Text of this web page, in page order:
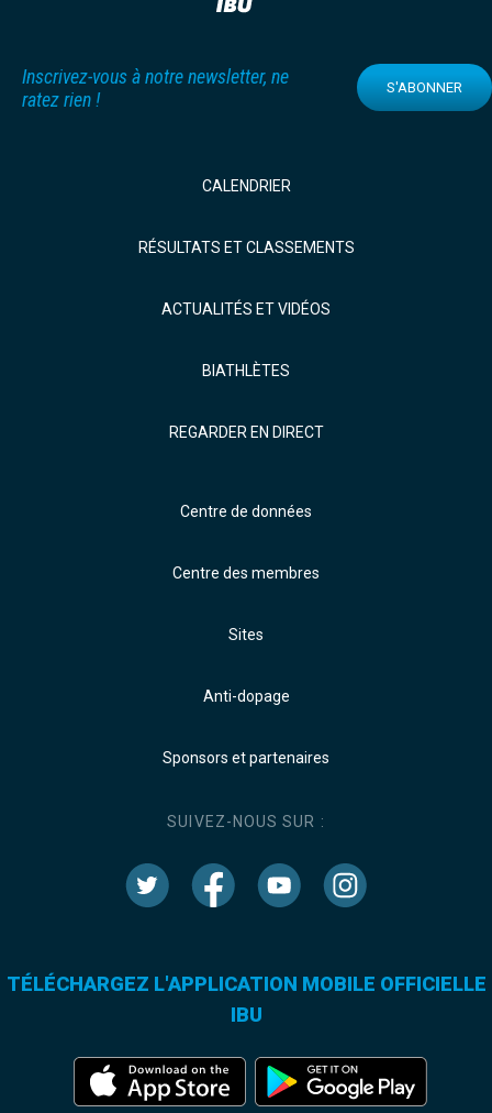
Inscrivez-vous à notre newsletter, ne
ratez rien !
S'ABONNER
CALENDRIER
RÉSULTATS ET CLASSEMENTS
ACTUALITÉS ET VIDÉOS
BIATHLÈTES
REGARDER EN DIRECT
Centre de données
Centre des membres
Sites
Anti-dopage
Sponsors et partenaires
SUIVEZ-NOUS SUR :
TÉLÉCHARGEZ L'APPLICATION MOBILE OFFICIELLE
IBU